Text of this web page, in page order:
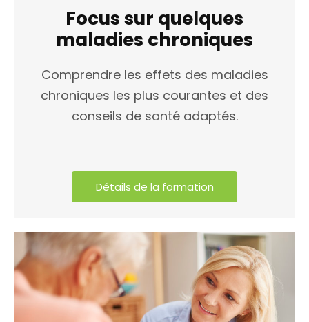
Focus sur quelques
maladies chroniques
Comprendre les effets des maladies
chroniques les plus courantes et des
conseils de santé adaptés.
Détails de la formation